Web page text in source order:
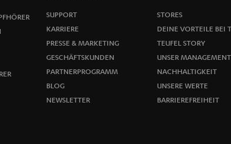
SUPPORT
KARRIERE
PRESSE & MARKETING
GESCHÄFTSKUNDEN
PARTNERPROGRAMM
BLOG
NEWSLETTER
STORES
DEINE VORTEILE BEI
TEUFEL STORY
UNSER MANAGEMENT
NACHHALTIGKEIT
UNSERE WERTE
BARRIEREFREIHEIT